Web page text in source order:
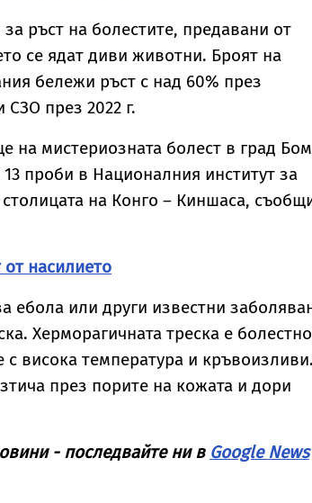
ръст на болестите, предавани от
се ядат диви животни. Броят на
бележи ръст с над 60% през
СЗО през 2022 г.
на мистериозната болест в град
проби в Националния институт за
на Конго – Киншаса,
насилието
ебола или други известни
Херморагичната треска е болестно
с висока температура и
през порите на кожата и дори
- последвайте ни в Google News